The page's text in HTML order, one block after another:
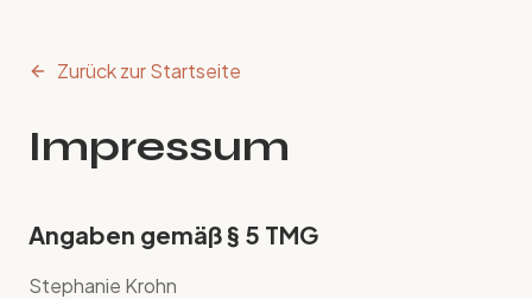
Zurück zur Startseite
Impressum
Angaben gemäß § 5 TMG
Stephanie Krohn